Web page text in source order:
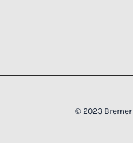
© 2023 Bremer